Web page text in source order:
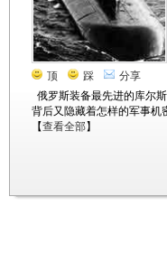
顶 踩 分享
俄罗斯装备最先进的库尔
背后又隐藏着怎样的军事机
【查看全部】